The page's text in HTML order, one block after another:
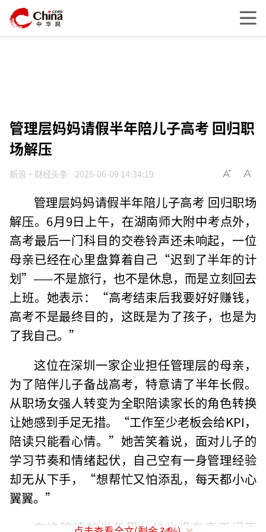
管理层妈妈请假半年陪儿子高考 回归职
场解压
新浪·财经头条 2026-06-09 14:34:19
管理层妈妈请假半年陪儿子高考 回归职场
解压。6月9日上午，在湖南师大附中考点外，
高考最后一门科目的交卷铃声还未响起，一位
母亲已经在心里盘算着自己“迟到了半年的计
划”——不是旅行，也不是休息，而是立刻回去
上班。她表示：“高考结束后我要好好赚钱，
高考不是最终目的，这既是为了孩子，也是为
了我自己。”
这位在深圳一家企业担任管理层的母亲，
为了陪伴儿子备战高考，特意请了半年长假。
从职场女强人转变为全职陪读家长的角色转换
让她感到手足无措。“工作至少老板会给KPI，
陪读只能看心情。”她苦笑着说，面对儿子的
学习节奏和情绪起伏，自己空有一身管理经验
却无从下手，“想帮忙又怕添乱，每天都小心
翼翼。”
在这陪读的半年里，她也没有真正闲下